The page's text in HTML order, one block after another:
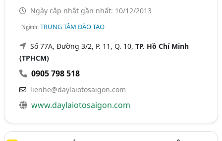
Ngày cập nhật gần nhất: 10/12/2013
Ngành:TRUNG TÂM ĐÀO TẠO
Số 77A, Đường 3/2, P. 11, Q. 10,TP. Hồ Chí Minh
(TPHCM)
0905 798 518
lienhe@daylaiotosaigon.com
www.daylaiotosaigon.com